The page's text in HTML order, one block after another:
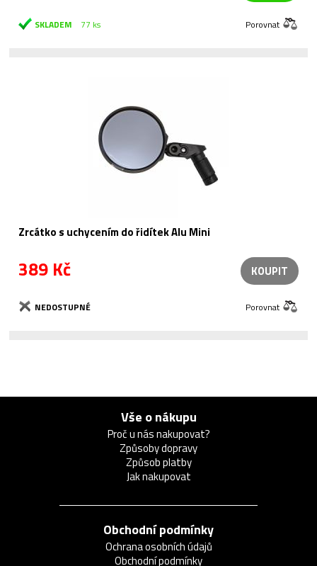
SKLADEM 77 ks Porovnat
Zrcátko s uchycením do řidítek Alu Mini
389 Kč KOUPIT
NEDOSTUPNÉ Porovnat
Vše o nákupu
Proč u nás nakupovat?
Způsoby dopravy
Způsob platby
Jak nakupovat
Obchodní podmínky
Ochrana osobních údajů
Obchodní podmínky